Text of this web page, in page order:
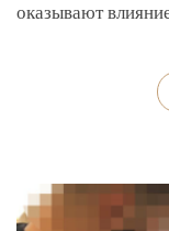
оказывают